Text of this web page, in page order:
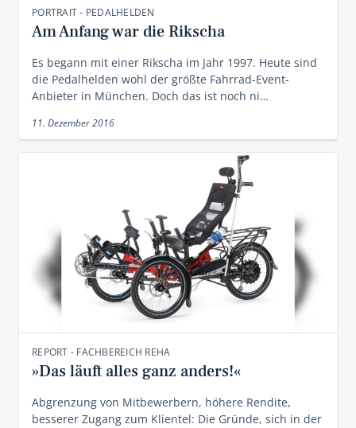
PORTRAIT - PEDALHELDEN
Am Anfang war die Rikscha
Es begann mit einer Rikscha im Jahr 1997. Heute sind
die Pedalhelden wohl der größte Fahrrad-Event-
Anbieter in München. Doch das ist noch ni…
11. Dezember 2016
REPORT - FACHBEREICH REHA
»Das läuft alles ganz anders!«
Abgrenzung von Mitbewerbern, höhere Rendite,
besserer Zugang zum Klientel: Die Gründe, sich in der